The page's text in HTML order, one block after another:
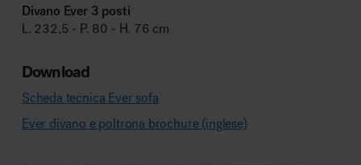
Divano Ever 3 posti
L. 232,5 - P. 80 - H. 76 cm
Download
Scheda tecnica Ever sofa
Ever divano e poltrona brochure (inglese)